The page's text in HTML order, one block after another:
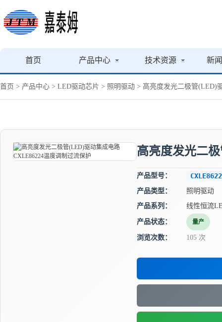
首页 产品中心 技术资源 新
首页 > 产品中心 > LED驱动芯片 > 照明驱动 > 高亮度发光二极管(LED)
高亮度发光二
产品型号：
产品类型：
照明驱动
产品系列：
线性恒流
产品状态： 量产
浏览次数： 105 次